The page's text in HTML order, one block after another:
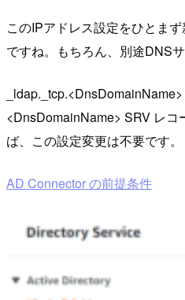
このIPアドレス設定をひとま
ですね。もちろん、別途DNSサ
<DnsDomainName> SRV レ
ば、この設定変更は不要です。
AD Connector の前提条件